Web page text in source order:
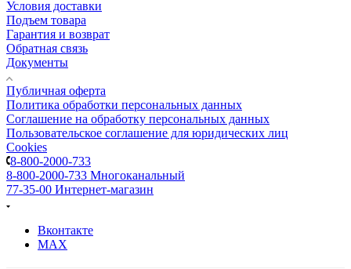
Условия доставки
Подъем товара
Гарантия и возврат
Обратная связь
Документы
Публичная оферта
Политика обработки персональных данных
Соглашение на обработку персональных данных
Пользовательское соглашение для юридических лиц
Cookies
8-800-2000-733
8-800-2000-733 Многоканальный
77-35-00 Интернет-магазин
Вконтакте
MAX